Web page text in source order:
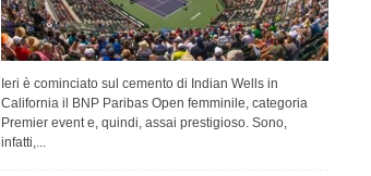
Ieri è cominciato sul cemento di Indian Wells in
California il BNP Paribas Open femminile, categoria
Premier event e, quindi, assai prestigioso. Sono,
infatti,...